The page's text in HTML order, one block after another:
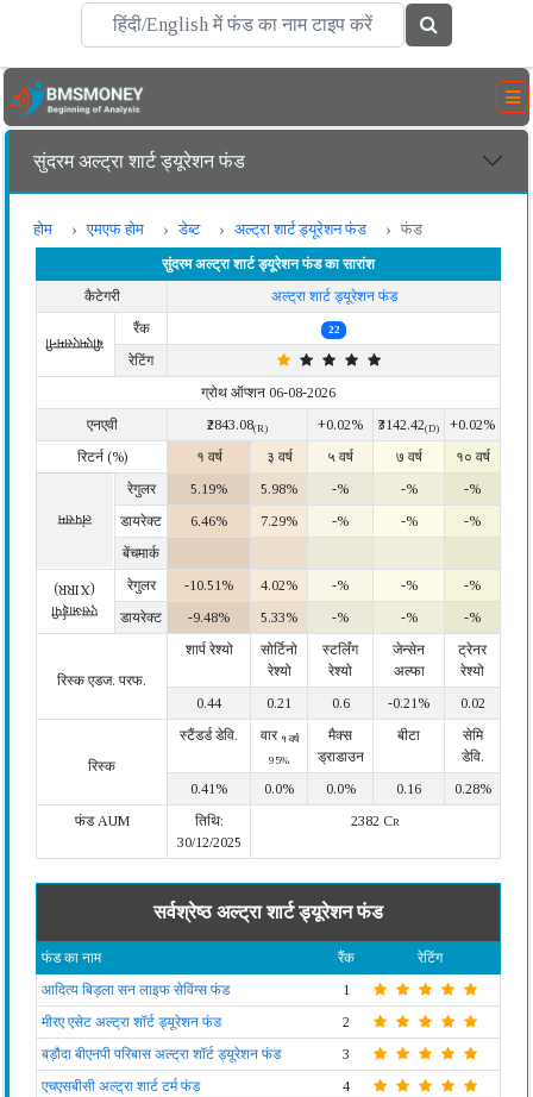
सुंदरम अल्ट्रा शार्ट ड्यूरेशन फंड
होम एमएफ होम डेब्ट अल्ट्रा शार्ट ड्यूरेशन फंड फंड
सुंदरम अल्ट्रा शार्ट ड्यूरेशन फंड का सारांश
कैटेगरी
अल्ट्रा शार्ट ड्यूरेशन फंड
बीएमएसमनी
रैंक 22
रेटिंग
ग्रोथ ऑप्शन 06-08-2026
एनएवी
₹2843.08(R) +0.02% ₹3142.42(D)
+0.02%
रिटर्न (%)
१ वर्ष ३ वर्ष ५ वर्ष ७ वर्ष १० वर्ष
लंपसम
रेगुलर 5.19% 5.98% -% -%
-%
डायरेक्ट
6.46% 7.29% -% -%
-%
बेंचमार्क
एसआईपी
(XIRR) रेगुलर -10.51% 4.02% -% -%
-%
डायरेक्ट
-9.48% 5.33% -% -% -%
रिस्क एडज. परफ.
शार्प रेश्यो
सोर्टिनो
रेश्यो
स्टर्लिंग
रेश्यो
जेन्सेन
अल्फा
ट्रेनर
रेश्यो
0.44
0.21 0.6 -0.21% 0.02
रिस्क
स्टैंडर्ड डेवि. वार १ वर्ष
95%
मैक्स
ड्राडाउन
बीटा
सेमि
डेवि.
0.41%
0.0% 0.0% 0.16
0.28%
फंड AUM
तिथि:
30/12/2025
2382 Cr
सर्वश्रेष्ठ अल्ट्रा शार्ट ड्यूरेशन फंड
फंड का नाम रैंक
रेटिंग
आदित्य बिड़ला सन लाइफ सेविंग्स फंड
1
मीरए एसेट अल्ट्रा शॉर्ट ड्यूरेशन फंड
2
बड़ौदा बीएनपी परिबास अल्ट्रा शॉर्ट ड्यूरेशन फंड
3
एचएसबीसी अल्ट्रा शार्ट टर्म फंड
4